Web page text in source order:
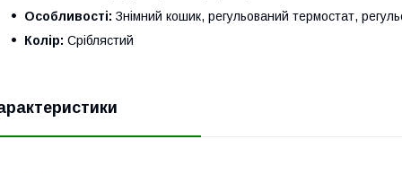
Особливості: Знімний кошик, регульований термостат,
Колір: Сріблястий